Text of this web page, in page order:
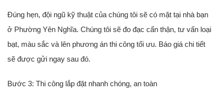
Đúng hẹn, đội ngũ kỹ thuật của chúng tôi sẽ có mặt tại nhà bạn
ở Phường Yên Nghĩa. Chúng tôi sẽ đo đạc cẩn thận, tư vấn loại
bạt, màu sắc và lên phương án thi công tối ưu. Báo giá chi tiết
sẽ được gửi ngay sau đó.
Bước 3: Thi công lắp đặt nhanh chóng, an toàn